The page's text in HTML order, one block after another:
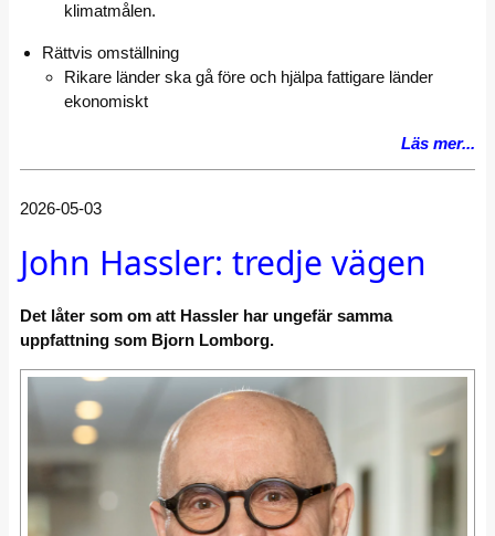
klimatmålen.
Rättvis omställning
Rikare länder ska gå före och hjälpa fattigare länder
ekonomiskt
Läs mer...
2026-05-03
John Hassler: tredje vägen
Det låter som om att Hassler har ungefär samma
uppfattning som Bjorn Lomborg.